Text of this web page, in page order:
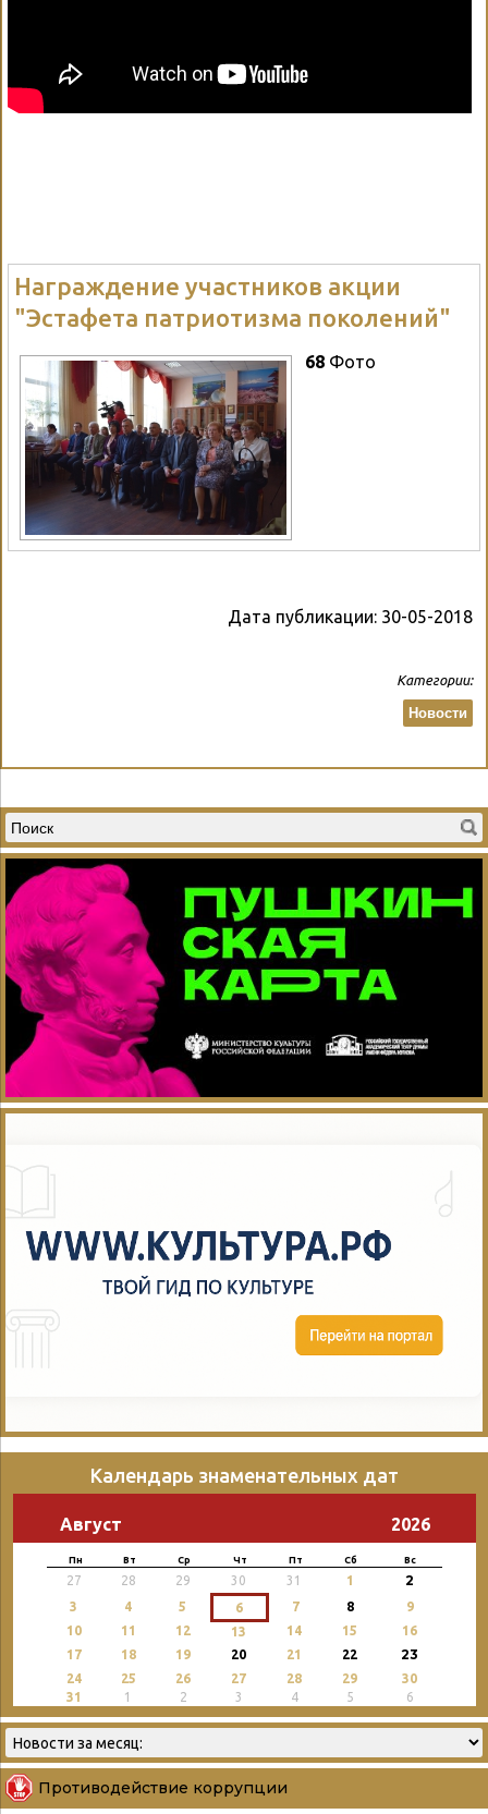
Награждение участников акции
"Эстафета патриотизма поколений"
68 Фото
Дата публикации: 30-05-2018
Категории:
Новости
Календарь знаменательных дат
Август 2026
Пн Вт Ср Чт Пт Сб Вс
27 28 29 30 31 1 2
3 4 5 6 7 8
9
10
11 12 13 14 15
16
17
18 19 20 21 22 23
24 25 26 27 28 29
30
31
1 2 3 4 5 6
Противодействие коррупции